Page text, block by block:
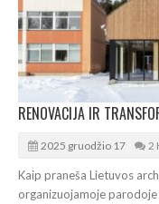
2025 gruodžio 17 2
Kaip praneša Lietuvos
organizuojamoje